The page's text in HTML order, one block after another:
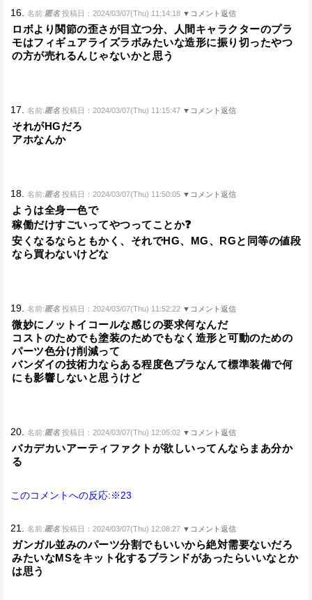
16. 名前:匿名 投稿日：2024/03/07(Thu) 11:14:18 ▼コメント返信
ロボより関節の歪さが目立つ分、人間キャラクターのプラ
モはフィギュアライズラボみたいな造形に振り切ったやつ
の方が売れるんじゃないかと思う
17. 名前:匿名 投稿日：2024/03/07(Thu) 11:15:47 ▼コメント返信
それがHGだろ
アホなんか
18. 名前:匿名 投稿日：2024/03/07(Thu) 11:50:05 ▼コメント返信
ようは全身一色で
稼働だけすごいってやつってことか❓️
安くなるならともかく、それでHG、MG、RGと同等の値段
なら買わないけどな
19. 名前:匿名 投稿日：2024/03/07(Thu) 11:52:22 ▼コメント返信
微妙にノットイコールな感じの要求何なんだ
コストのためでも塗装のためでもなく造形と可動のための
パーツ色分け削減って
バンダイの技術力ならある程度色プラなんて標準装備で何
にも影響しないと思うけど
20. 名前:匿名 投稿日：2024/03/07(Thu) 12:05:02 ▼コメント返信
バカデカいアーティファクトが欲しいってんならまあ分か
る
このコメントへの反応:※23
21. 名前:匿名 投稿日：2024/03/07(Thu) 12:08:27 ▼コメント返信
ガンガル並みのパーツ分割でもいいから絶対需要ないだろ
みたいなMSをキット化するブランドがあったらいいなとか
は思う